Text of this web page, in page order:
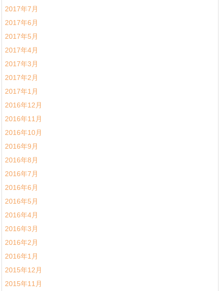
2017年7月
2017年6月
2017年5月
2017年4月
2017年3月
2017年2月
2017年1月
2016年12月
2016年11月
2016年10月
2016年9月
2016年8月
2016年7月
2016年6月
2016年5月
2016年4月
2016年3月
2016年2月
2016年1月
2015年12月
2015年11月